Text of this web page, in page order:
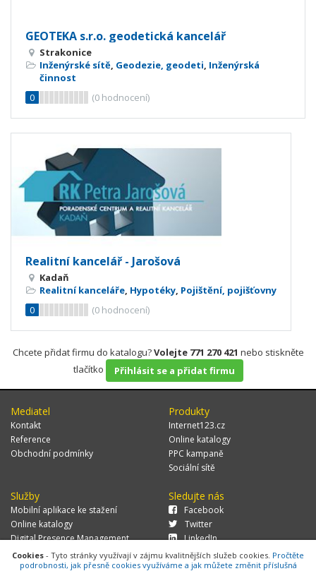
GEOTEKA s.r.o. geodetická kancelář
Strakonice
Inženýrské sítě, Geodezie, geodeti, Inženýrská
činnost
0
(0 hodnocení)
Realitní kancelář - Jarošová
Kadaň
Realitní kanceláře, Hypotéky, Pojištění, pojišťovny
0
(0 hodnocení)
Chcete přidat firmu do katalogu?Volejte 771 270 421 nebo stiskněte
tlačítko
Přihlásit se a přidat firmu
Mediatel
Kontakt
Reference
Obchodní podmínky
Produkty
Internet123.cz
Online katalogy
PPC kampaně
Sociální sítě
Služby
Mobilní aplikace ke stažení
Online katalogy
Digital Presence Management
Více zákazníků
Sledujte nás
Facebook
Twitter
LinkedIn
Cookies - Tyto stránky využívají v zájmu kvalitnějších služeb cookies. Pročtěte
podrobnosti, jak přesně cookies využíváme a jak můžete změnit příslušná